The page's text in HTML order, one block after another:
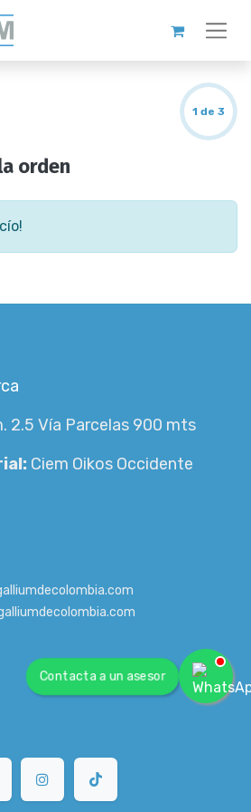
1 de 3
orden
2.5 Vía Parcelas 900 mts
Ciem Oikos Occidente
Contacta a un asesor